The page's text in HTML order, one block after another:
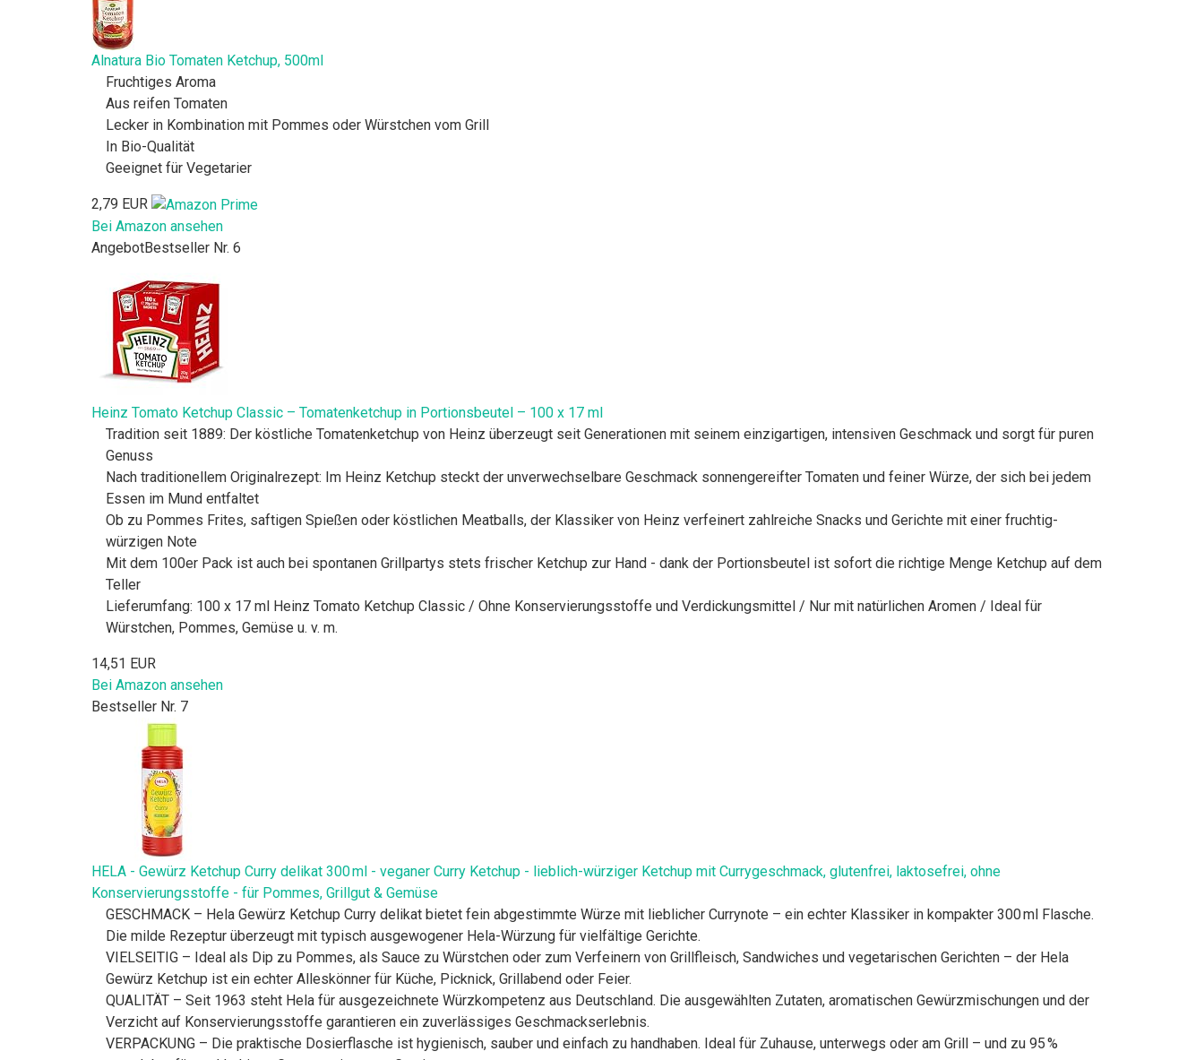
Alnatura Bio Tomaten Ketchup, 500ml
Fruchtiges Aroma
Aus reifen Tomaten
Lecker in Kombination mit Pommes oder Würstchen vom Grill
In Bio-Qualität
Geeignet für Vegetarier
2,79 EUR
Bei Amazon ansehen
AngebotBestseller Nr. 6
Heinz Tomato Ketchup Classic – Tomatenketchup in Portionsbeutel – 100 x 17 ml
Tradition seit 1889: Der köstliche Tomatenketchup von Heinz überzeugt seit Generationen mit seinem einzigartigen, intensiven Geschmack und sorgt für puren
Genuss
Nach traditionellem Originalrezept: Im Heinz Ketchup steckt der unverwechselbare Geschmack sonnengereifter Tomaten und feiner Würze, der sich bei jedem
Essen im Mund entfaltet
Ob zu Pommes Frites, saftigen Spießen oder köstlichen Meatballs, der Klassiker von Heinz verfeinert zahlreiche Snacks und Gerichte mit einer fruchtig-
würzigen Note
Mit dem 100er Pack ist auch bei spontanen Grillpartys stets frischer Ketchup zur Hand - dank der Portionsbeutel ist sofort die richtige Menge Ketchup auf dem
Teller
Lieferumfang: 100 x 17 ml Heinz Tomato Ketchup Classic / Ohne Konservierungsstoffe und Verdickungsmittel / Nur mit natürlichen Aromen / Ideal für
Würstchen, Pommes, Gemüse u. v. m.
14,51 EUR
Bei Amazon ansehen
Bestseller Nr. 7
HELA - Gewürz Ketchup Curry delikat 300 ml - veganer Curry Ketchup - lieblich-würziger Ketchup mit Currygeschmack, glutenfrei, laktosefrei, ohne
Konservierungsstoffe - für Pommes, Grillgut & Gemüse
GESCHMACK – Hela Gewürz Ketchup Curry delikat bietet fein abgestimmte Würze mit lieblicher Currynote – ein echter Klassiker in kompakter 300 ml Flasche.
Die milde Rezeptur überzeugt mit typisch ausgewogener Hela-Würzung für vielfältige Gerichte.
VIELSEITIG – Ideal als Dip zu Pommes, als Sauce zu Würstchen oder zum Verfeinern von Grillfleisch, Sandwiches und vegetarischen Gerichten – der Hela
Gewürz Ketchup ist ein echter Alleskönner für Küche, Picknick, Grillabend oder Feier.
QUALITÄT – Seit 1963 steht Hela für ausgezeichnete Würzkompetenz aus Deutschland. Die ausgewählten Zutaten, aromatischen Gewürzmischungen und der
Verzicht auf Konservierungsstoffe garantieren ein zuverlässiges Geschmackserlebnis.
VERPACKUNG – Die praktische Dosierflasche ist hygienisch, sauber und einfach zu handhaben. Ideal für Zuhause, unterwegs oder am Grill – und zu 95 %